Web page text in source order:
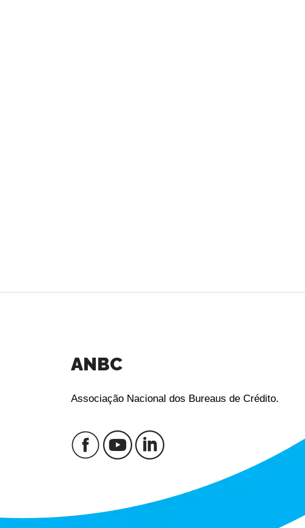
ANBC
Associação Nacional dos Bureaus de Crédito.